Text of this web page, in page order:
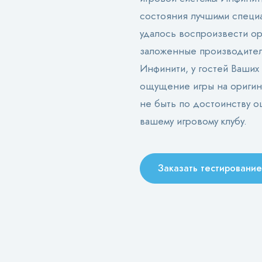
состояния лучшими
удалось воспроизвести
заложенные
Инфинити, у гостей
ощущение игры на
не быть по достоинству
вашему игровому клубу.
Заказать тестирование